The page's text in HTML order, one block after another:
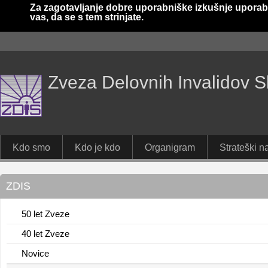
Za zagotavljanje dobre uporabniške izkušnje
vas, da se s tem strinjate.
Zveza Delovnih Invalidov
Kdo smo Kdo je kdo Organigram Strateški
ZDIS
50 let Zveze
40 let Zveze
Novice